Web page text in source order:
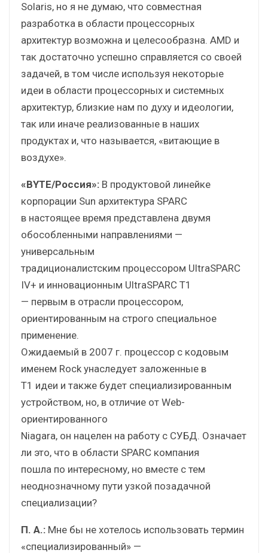
Solaris, но я не думаю, что совместная
разработка в области процессорных
архитектур возможна и целесообразна. AMD и
так достаточно успешно справляется со своей
задачей, в том числе используя некоторые
идеи в области процессорных и системных
архитектур, близкие нам по духу и идеологии,
так или иначе реализованные в наших
продуктах и, что называется, «витающие в
воздухе».
«BYTE/Россия»: В продуктовой линейке
корпорации Sun архитектура SPARC
в настоящее время представлена двумя
обособленными направлениями —
универсальным
традиционалистским процессором UltraSPARC
IV+ и инновационным UltraSPARC T1
— первым в отрасли процессором,
ориентированным на строго специальное
применение.
Ожидаемый в 2007 г. процессор с кодовым
именем Rock унаследует заложенные в
Т1 идеи и также будет специализированным
устройством, но, в отличие от Web-
ориентированного
Niagara, он нацелен на работу с СУБД. Означает
ли это, что в области SPARC компания
пошла по интересному, но вместе с тем
неоднозначному пути узкой позадачной
специализации?
П. А.: Мне бы не хотелось использовать термин
«специализированный» —